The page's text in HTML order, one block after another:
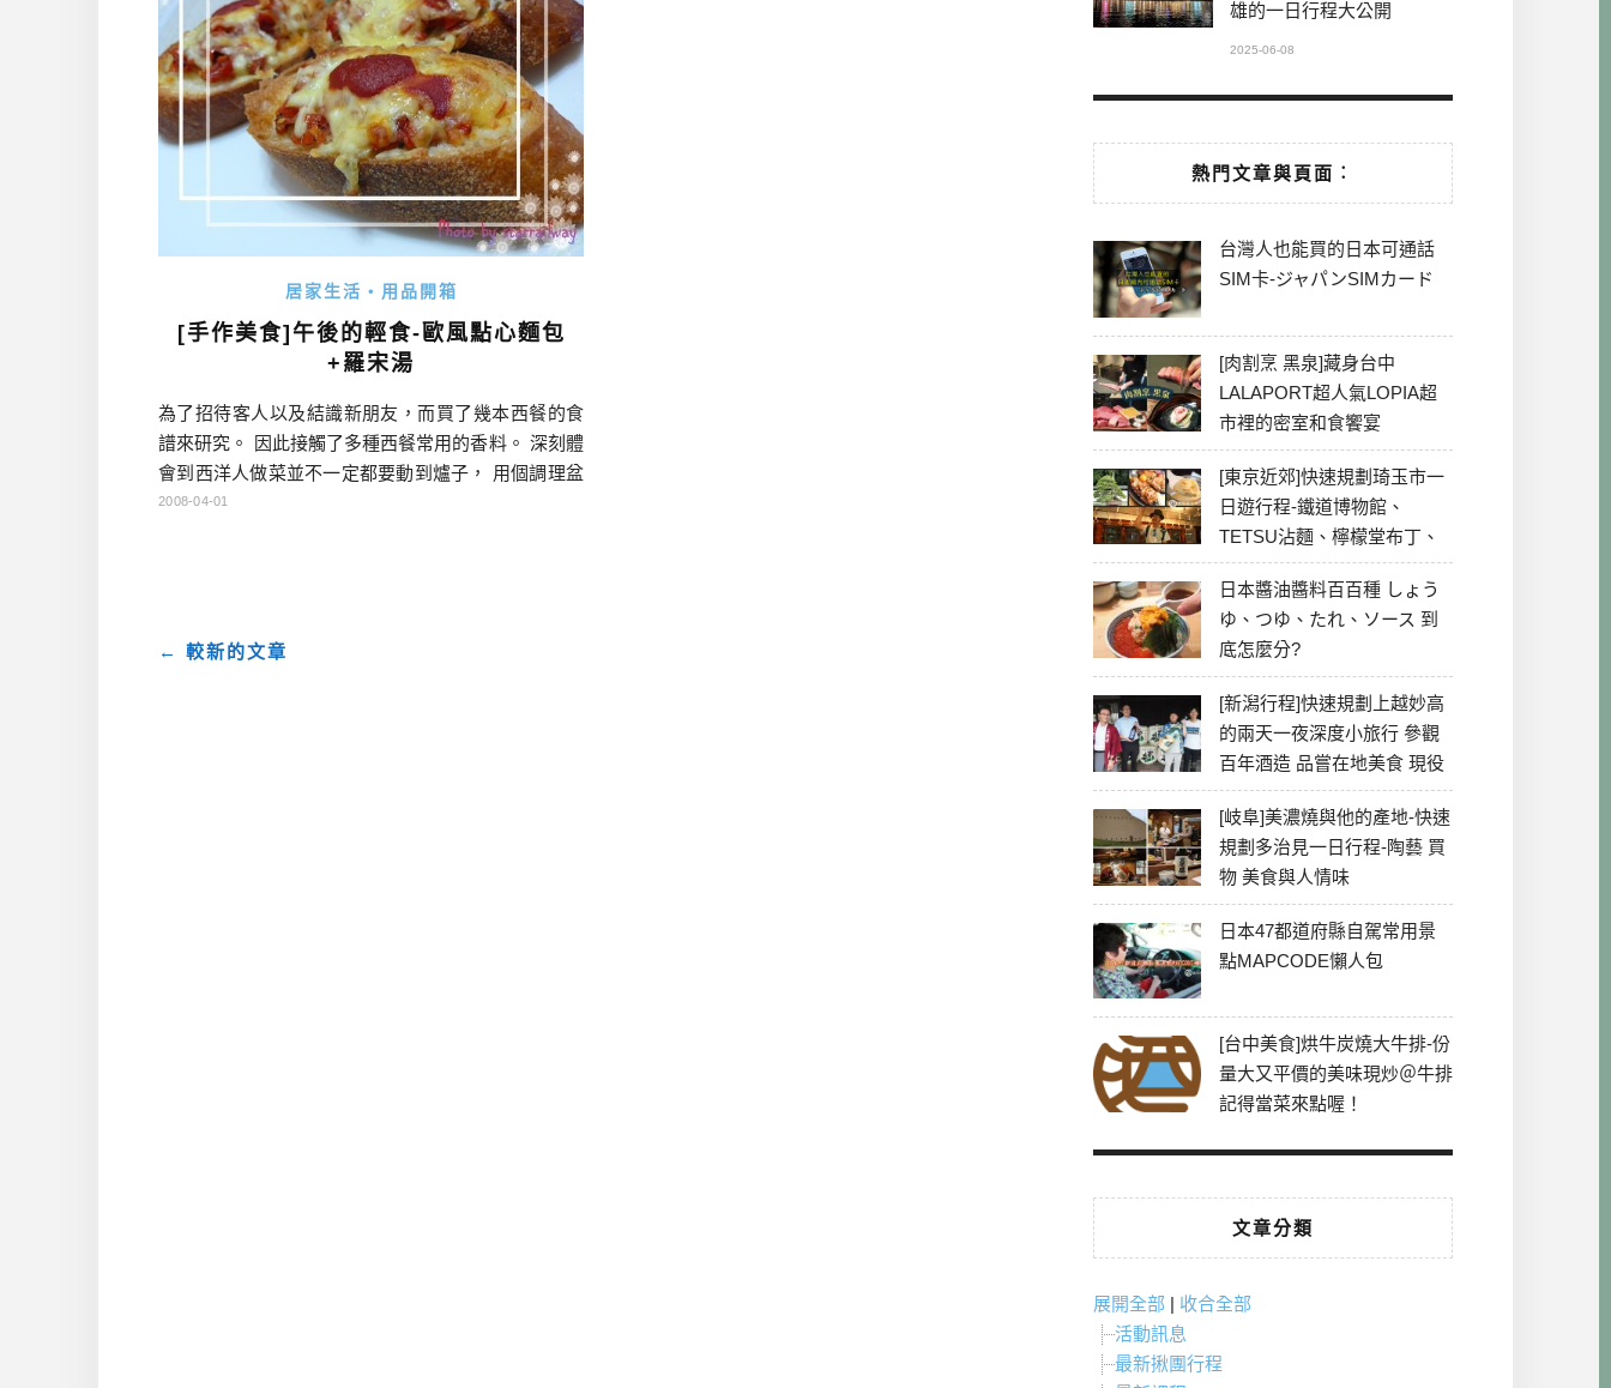
居家生活・用品開箱
[手作美食]午後的輕食-歐風點心麵包
+羅宋湯
為了招待客人以及結識新朋友，而買了幾本西餐的食
譜來研究。 因此接觸了多種西餐常用的香料。 深刻體
會到西洋人做菜並不一定都要動到爐子， 用個調理盆
來做菜的感覺，真的滿有樂趣， 也符合悠閒午後給我
2008-04-01
← 較新的文章
雄的一日行程大公開
2025-06-08
熱門文章與頁面︰
台灣人也能買的日本可通話
SIM卡-ジャパンSIMカード
[肉割烹 黑泉]藏身台中
LALAPORT超人氣LOPIA超
市裡的密室和食饗宴
[東京近郊]快速規劃琦玉市一
日遊行程-鐵道博物館、
TETSU沾麵、檸檬堂布丁、
冰川神社、美食彙整
日本醬油醬料百百種 しょう
ゆ、つゆ、たれ、ソース 到
底怎麼分?
[新潟行程]快速規劃上越妙高
的兩天一夜深度小旅行 參觀
百年酒造 品嘗在地美食 現役
最老牌電影院
[岐阜]美濃燒與他的產地-快速
規劃多治見一日行程-陶藝 買
物 美食與人情味
日本47都道府縣自駕常用景
點MAPCODE懶人包
[台中美食]烘牛炭燒大牛排-份
量大又平價的美味現炒＠牛排
記得當菜來點喔！
文章分類
展開全部 | 收合全部
活動訊息
最新揪團行程